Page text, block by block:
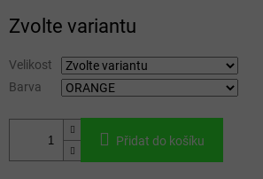
cena:
Zvolte variantu
Velikost
Barva
Přidat do košíku